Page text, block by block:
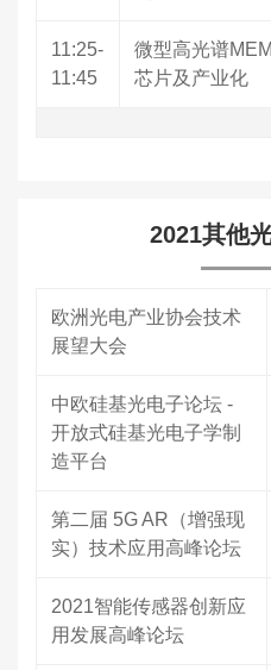
11:25-
11:45
微型高光谱
芯片及产业化
2021其他
欧洲光电产业协会技术
展望大会
中欧硅基光电子论坛 -
开放式硅基光电子学制
造平台
第二届 5G AR（增强现
实）技术应用高峰论坛
2021智能传感器创新应
用发展高峰论坛